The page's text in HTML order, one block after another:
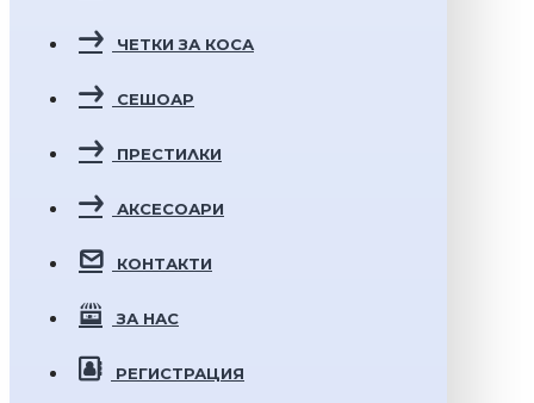
ЧЕТКИ ЗА КОСА
СЕШОАР
ПРЕСТИЛКИ
АКСЕСОАРИ
КОНТАКТИ
ЗА НАС
РЕГИСТРАЦИЯ